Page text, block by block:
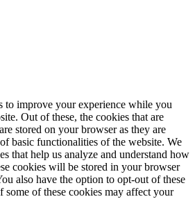
to improve your experience while you
Out of these, the cookies that are
stored on your browser as they are
basic functionalities of the website. We
that help us analyze and understand how
cookies will be stored in your browser
also have the option to opt-out of these
of these cookies may affect your